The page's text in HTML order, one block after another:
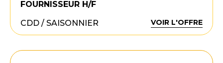
FOURNISSEUR H/F
CDD / SAISONNIER
VOIR L'OFFRE